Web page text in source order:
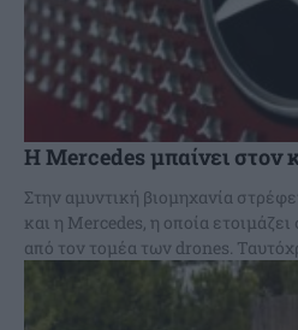
Η Mercedes μπαίνει στον
Στην αμυντική βιομηχανία
και η Mercedes, η οποία
από τον τομέα των drones.